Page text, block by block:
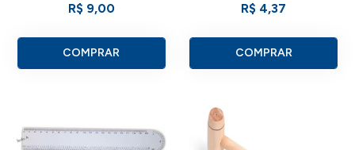
R$ 9,00
COMPRAR
R$ 4,37
COMPRAR